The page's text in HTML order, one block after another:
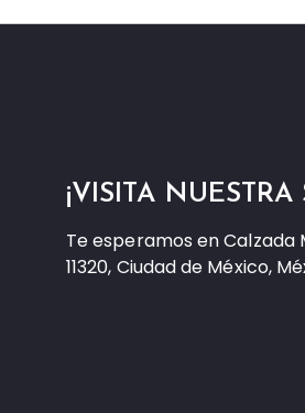
¡VISITA
Te esperamos en Calzada
11320, Ciudad de México,